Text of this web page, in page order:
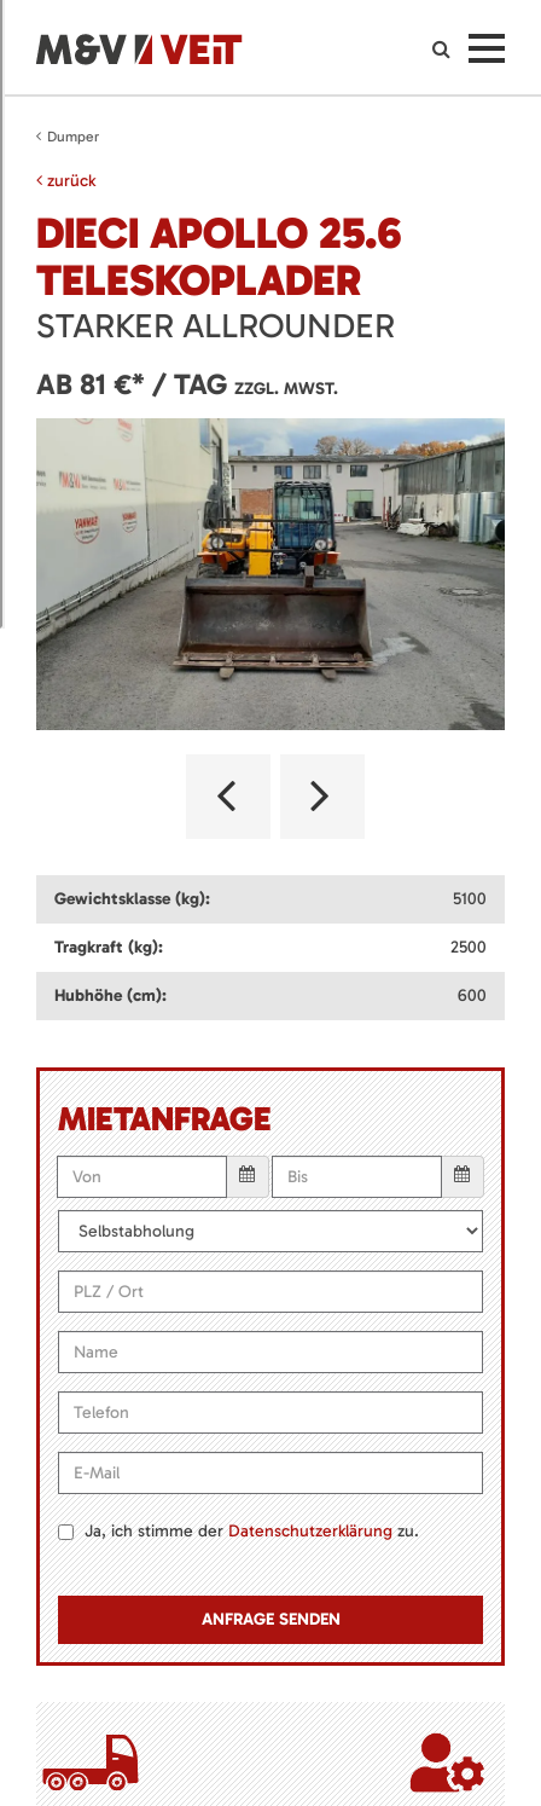
Dumper
zurück
DIECI APOLLO 25.6
TELESKOPLADER
STARKER ALLROUNDER
AB 81 €* / TAG ZZGL. MWST.
Gewichtsklasse (kg): 5100
Tragkraft (kg): 2500
Hubhöhe (cm): 600
MIETANFRAGE
Ja, ich stimme derDatenschutzerklärungzu.